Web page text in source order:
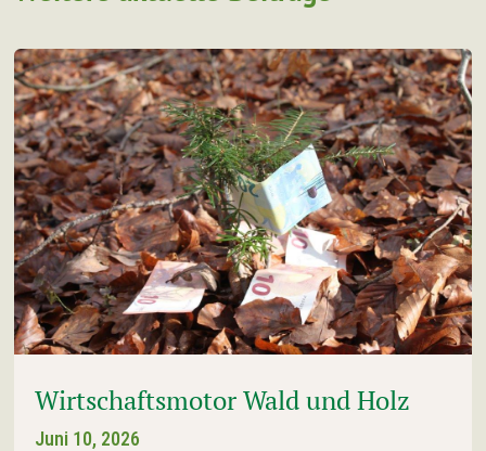
Wirtschaftsmotor Wald und Holz
Juni 10, 2026